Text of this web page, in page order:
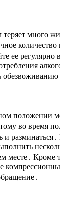
много
ее регулярно
обезвоживанию
положении
во время
и
месте․ Кроме